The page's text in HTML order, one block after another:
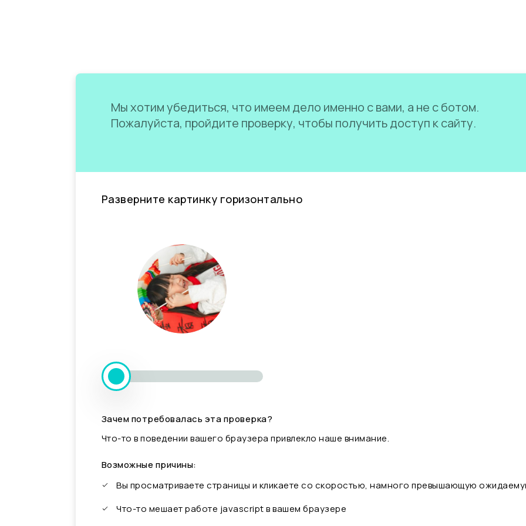
Мы хотим убедиться, что имеем дело именно с вами, а не с ботом.
Пожалуйста, пройдите проверку, чтобы получить доступ к сайту.
Разверните картинку горизонтально
Зачем потребовалась эта проверка?
Что-то в поведении вашего браузера привлекло наше внимание.
Возможные причины:
Вы просматриваете страницы и кликаете со скоростью, намного превышающую
Что-то мешает работе javascript в вашем браузере